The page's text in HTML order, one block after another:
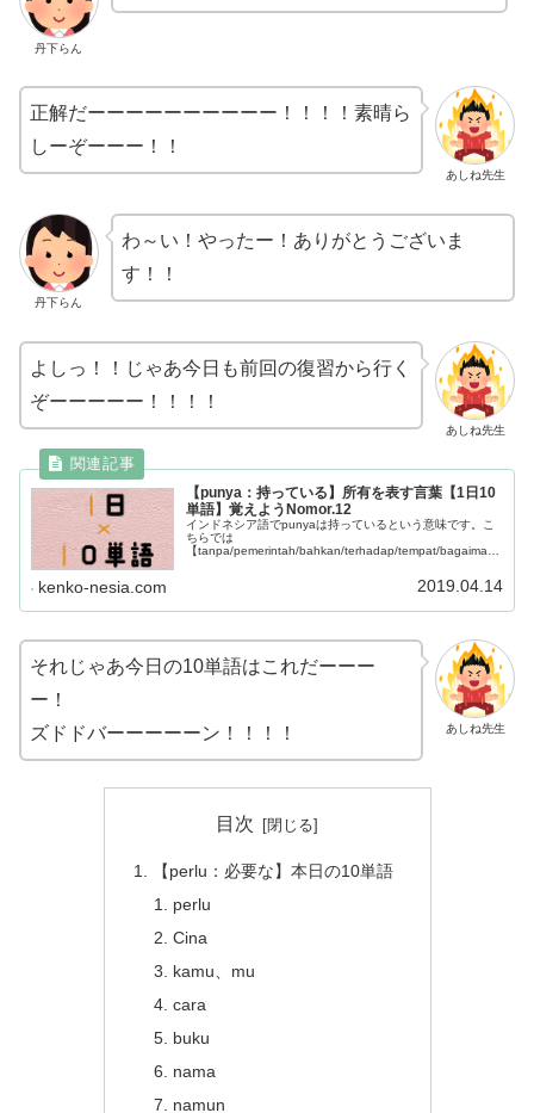
丹下らん
あしね先生
正解だーーーーーーーーーー！！！！素晴ら
しーぞーーー！！
丹下らん
わ～い！やったー！ありがとうございま
す！！
あしね先生
よしっ！！じゃあ今日も前回の復習から行く
ぞーーーーー！！！！
【punya：持っている】所有を表す言葉【1日10
単語】覚えようNomor.12
インドネシア語でpunyaは持っているという意味です。こ
ちらでは
【tanpa/pemerintah/bahkan/terhadap/tempat/bagaimana
kenko-nesia.com 2019.04.14
あしね先生
それじゃあ今日の10単語はこれだーーー
ー！
ズドドバーーーーーン！！！！
目次
【perlu：必要な】本日の10単語
perlu
Cina
kamu、mu
cara
buku
nama
namun